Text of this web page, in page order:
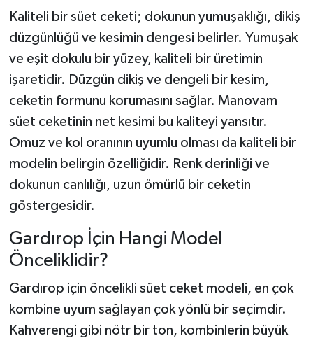
Kaliteli bir süet ceketi; dokunun yumuşaklığı, dikiş
düzgünlüğü ve kesimin dengesi belirler. Yumuşak
ve eşit dokulu bir yüzey, kaliteli bir üretimin
işaretidir. Düzgün dikiş ve dengeli bir kesim,
ceketin formunu korumasını sağlar. Manovam
süet ceketinin net kesimi bu kaliteyi yansıtır.
Omuz ve kol oranının uyumlu olması da kaliteli bir
modelin belirgin özelliğidir. Renk derinliği ve
dokunun canlılığı, uzun ömürlü bir ceketin
göstergesidir.
Gardırop İçin Hangi Model
Önceliklidir?
Gardırop için öncelikli süet ceket modeli, en çok
kombine uyum sağlayan çok yönlü bir seçimdir.
Kahverengi gibi nötr bir ton, kombinlerin büyük